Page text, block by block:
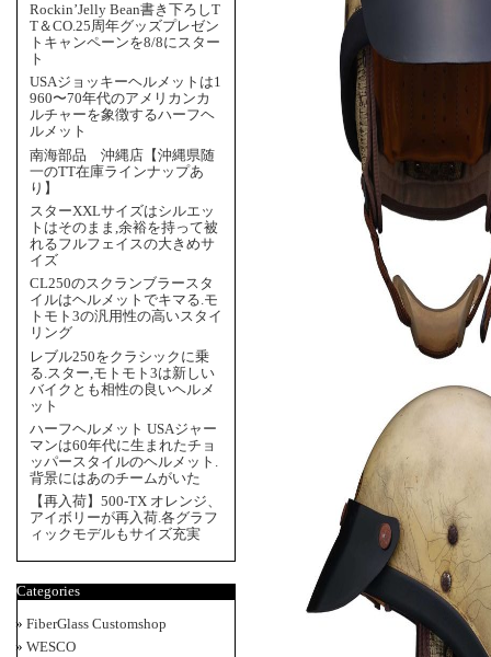
Rockin’Jelly Bean書き下ろしT
T＆CO.25周年グッズプレゼン
トキャンペーンを8/8にスター
ト
USAジョッキーヘルメットは1
960〜70年代のアメリカンカ
ルチャーを象徴するハーフヘ
ルメット
南海部品 沖縄店【沖縄県随
一のTT在庫ラインナップあ
り】
スターXXLサイズはシルエッ
トはそのまま,余裕を持って被
れるフルフェイスの大きめサ
イズ
CL250のスクランブラースタ
イルはヘルメットでキマる.モ
トモト3の汎用性の高いスタイ
リング
レブル250をクラシックに乗
る.スター,モトモト3は新しい
バイクとも相性の良いヘルメ
ット
ハーフヘルメット USAジャー
マンは60年代に生まれたチョ
ッパースタイルのヘルメット.
背景にはあのチームがいた
【再入荷】500-TX オレンジ、
アイボリーが再入荷.各グラフ
ィックモデルもサイズ充実
Categories
FiberGlass Customshop
WESCO